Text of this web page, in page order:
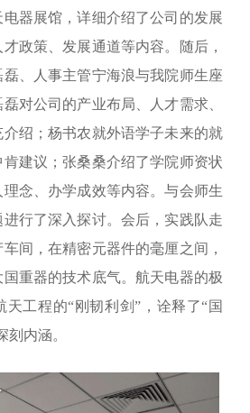
器展馆，详细介绍了公司的发展
政策、发展通道等内容。随后，
、人事主管宁海浪与我院师生座
对公司的产业布局、人才需求、
绍；杨书农就外语学子未来的就
建议；张桑桑介绍了学院师资状
念、办学成效等内容。与会师生
行了深入探讨。会后，实践队走
车间，在精密元器件的毫厘之间，
重器的技术底气。航天电器的极
工程的“刚韧利剑”，诠释了“国
刻内涵。